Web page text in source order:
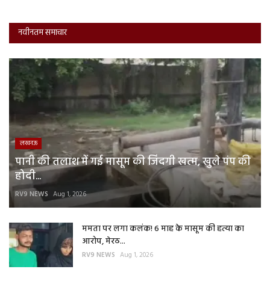
नवीनतम समाचार
लखनऊ
पानी की तलाश में गई मासूम की जिंदगी खत्म, खुले पंप की
होदी...
RV9 NEWS Aug 1, 2026
ममता पर लगा कलंक! 6 माह के मासूम की हत्या का
आरोप, मेरठ...
RV9 NEWS Aug 1, 2026